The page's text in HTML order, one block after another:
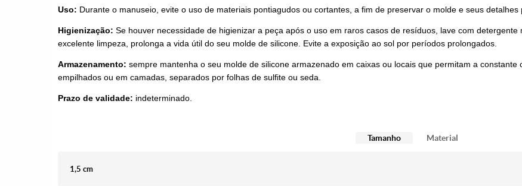
Uso: Durante o manuseio, evite o uso de materiais pontiagudos ou cortantes, a fim de preservar o molde e seus detalhes
Higienização: Se houver necessidade de higienizar a peça após o uso em raros casos de resíduos, lave com
excelente limpeza, prolonga a vida útil do seu molde de silicone. Evite a exposição ao sol por períodos prolongados.
Armazenamento: sempre mantenha o seu molde de silicone armazenado em caixas ou locais que permitam a
empilhados ou em camadas, separados por folhas de sulfite ou seda.
Prazo de validade: indeterminado.
Tamanho Material
1,5 cm